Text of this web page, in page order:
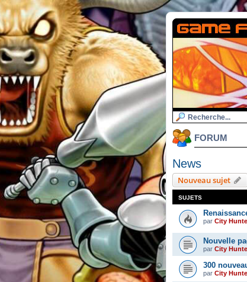
FORUM
News
Nouveau sujet
SUJETS
par City
Nouvelle
par City
300
par City